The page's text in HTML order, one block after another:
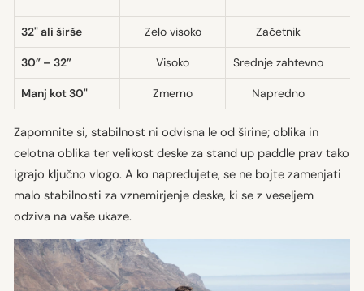
32" ali širše Zelo visoko Začetnik
30” – 32” Visoko Srednje zahtevno
Manj kot 30" Zmerno Napredno
Zapomnite si, stabilnost ni odvisna le od širine; oblika in
celotna oblika ter velikost deske za stand up paddle prav tako
igrajo ključno vlogo. A ko napredujete, se ne bojte zamenjati
malo stabilnosti za vznemirjenje deske, ki se z veseljem
odziva na vaše ukaze.